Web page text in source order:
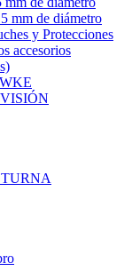
mm de diámetro
y Protecciones
accesorios